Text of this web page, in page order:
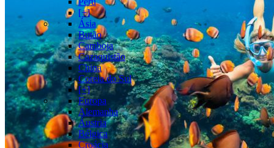
[+]
Ásia
Butão
Camboja
Cazaquistão
China
Coreia do Sul
[+]
Europa
Alemanha
Áustria
Bélgica
Croácia